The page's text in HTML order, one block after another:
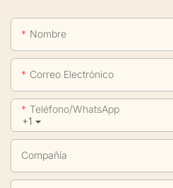
Nombre
Correo Electrónico
+1
Teléfono/WhatsApp
Compañía